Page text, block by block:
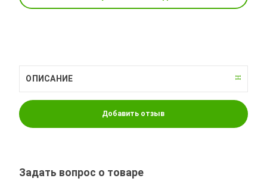
ОПИСАНИЕ
Добавить отзыв
Задать вопрос о товаре